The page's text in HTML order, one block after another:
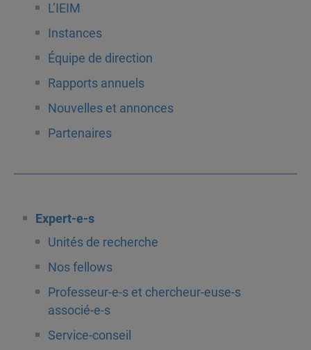
L’IEIM
Instances
Équipe de direction
Rapports annuels
Nouvelles et annonces
Partenaires
Expert-e-s
Unités de recherche
Nos fellows
Professeur-e-s et chercheur-euse-s
associé-e-s
Service-conseil